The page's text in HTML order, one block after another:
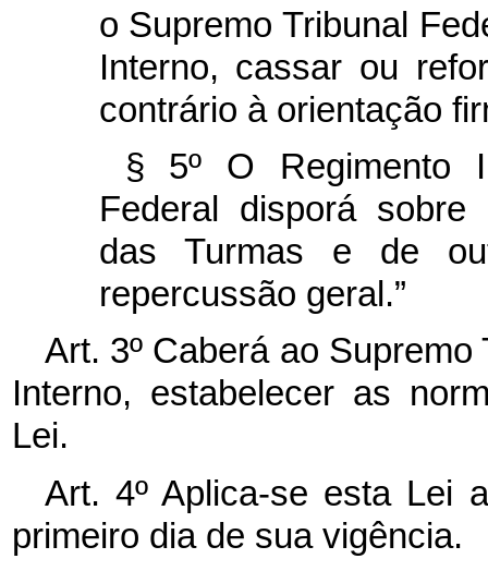
o Supremo Tribunal
Interno, cassar ou
contrário à orientação
§ 5º O Regimento
Federal disporá
das Turmas e de
repercussão geral.”
Art. 3º Caberá ao
Interno, estabelecer as
Lei.
Art. 4º Aplica-se esta Lei
primeiro dia de sua vigência.